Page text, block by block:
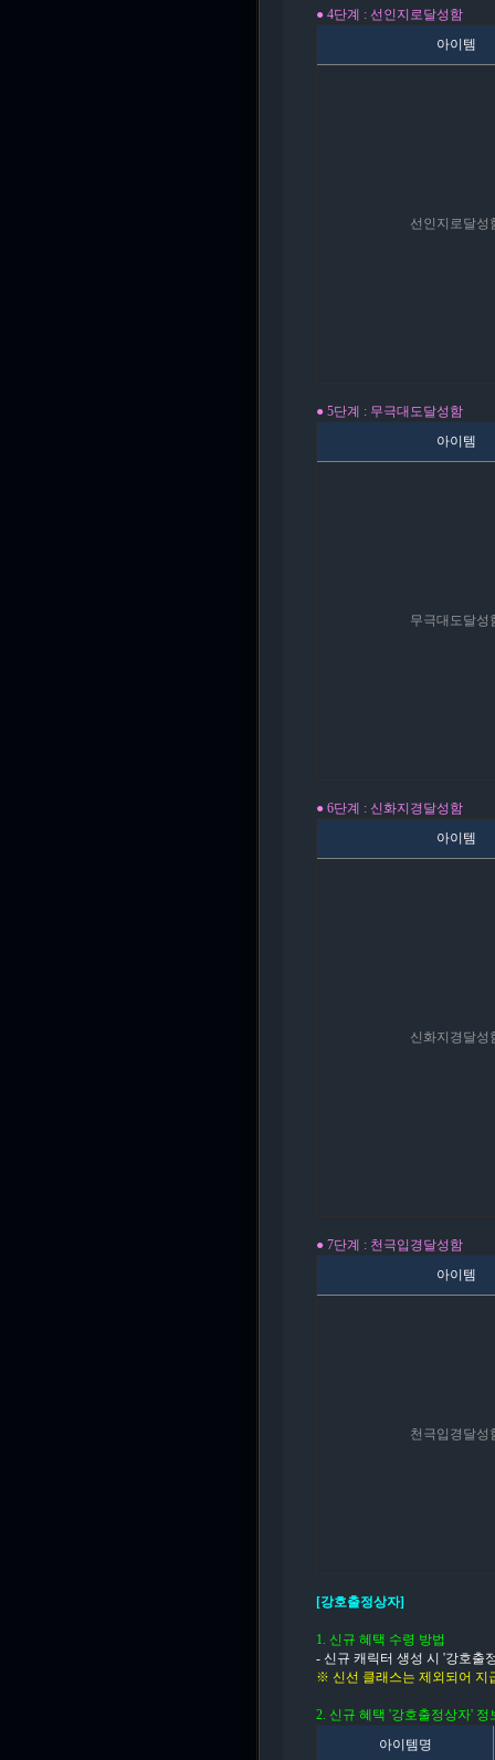
● 4단계 : 선인지로달성함
아이템
선인지로달성
● 5단계 : 무극대도달성함
아이템
무극대도달성
● 6단계 : 신화지경달성함
아이템
신화지경달성
● 7단계 : 천극입경달성함
아이템
천극입경달성
[강호출정상자]
1. 신규 혜택 수령 방법
- 신규 캐릭터 생성 시 '강호출
※ 신선 클래스는 제외되어 지
2. 신규 혜택 '강호출정상자' 정
아이템명